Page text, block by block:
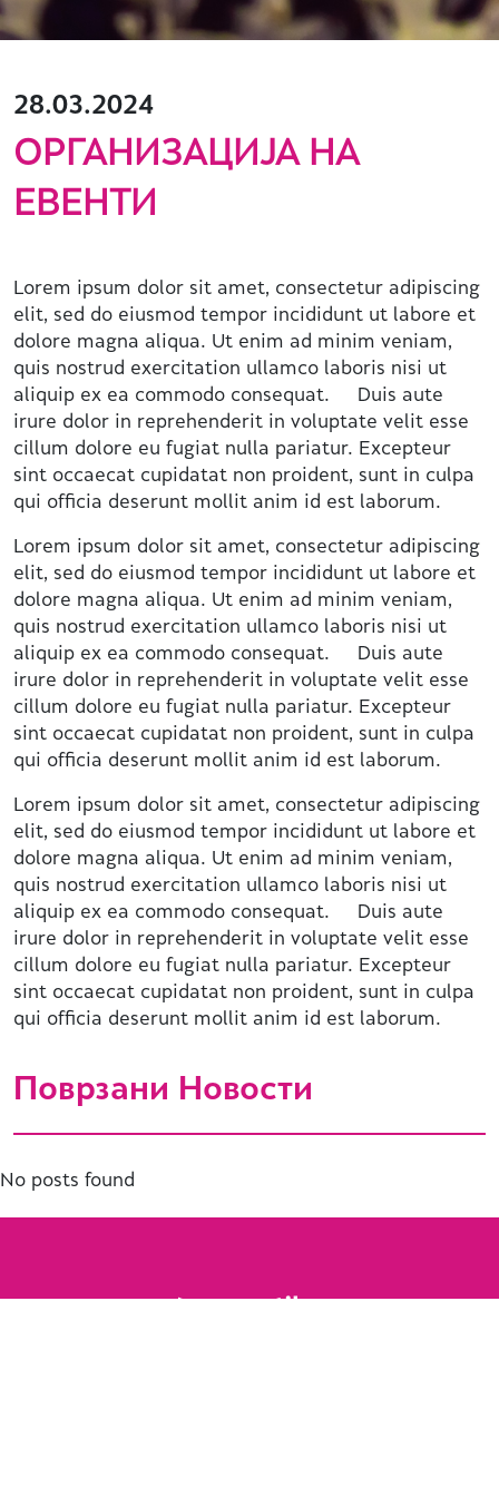
28.03.2024
ОРГАНИЗАЦИЈА НА
ЕВЕНТИ
Lorem ipsum dolor sit amet, consectetur adipiscing
elit, sed do eiusmod tempor incididunt ut labore et
dolore magna aliqua. Ut enim ad minim veniam,
quis nostrud exercitation ullamco laboris nisi ut
aliquip ex ea commodo consequat. Duis aute
irure dolor in reprehenderit in voluptate velit esse
cillum dolore eu fugiat nulla pariatur. Excepteur
sint occaecat cupidatat non proident, sunt in culpa
qui officia deserunt mollit anim id est laborum.
Lorem ipsum dolor sit amet, consectetur adipiscing
elit, sed do eiusmod tempor incididunt ut labore et
dolore magna aliqua. Ut enim ad minim veniam,
quis nostrud exercitation ullamco laboris nisi ut
aliquip ex ea commodo consequat. Duis aute
irure dolor in reprehenderit in voluptate velit esse
cillum dolore eu fugiat nulla pariatur. Excepteur
sint occaecat cupidatat non proident, sunt in culpa
qui officia deserunt mollit anim id est laborum.
Lorem ipsum dolor sit amet, consectetur adipiscing
elit, sed do eiusmod tempor incididunt ut labore et
dolore magna aliqua. Ut enim ad minim veniam,
quis nostrud exercitation ullamco laboris nisi ut
aliquip ex ea commodo consequat. Duis aute
irure dolor in reprehenderit in voluptate velit esse
cillum dolore eu fugiat nulla pariatur. Excepteur
sint occaecat cupidatat non proident, sunt in culpa
qui officia deserunt mollit anim id est laborum.
Поврзани Новости
No posts found